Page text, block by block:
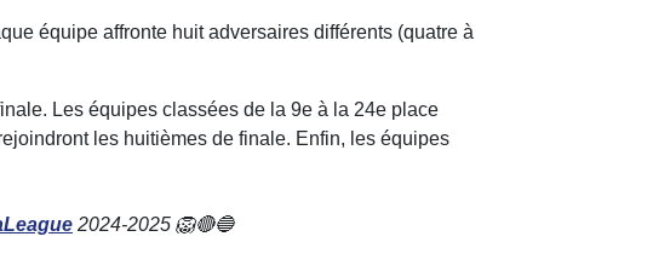
équipe affronte huit adversaires différents (quatre à
Les équipes classées de la 9e à la 24e place
les huitièmes de finale. Enfin, les équipes
2024-2025 🦁🔴🔵